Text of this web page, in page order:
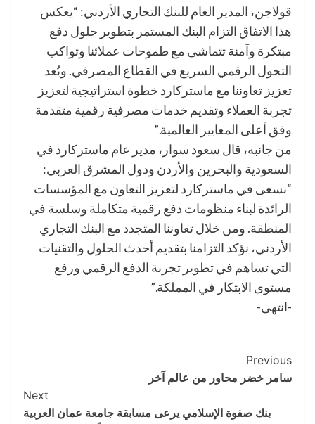
قولاجن، المدير العام للبنك التجاري الأردني: “يعكس
هذا الاتفاق التزام البنك المستمر بتطوير حلول دفع
مبتكرة وآمنة تتماشى مع طموحات عملائنا وتواكب
التحول الرقمي السريع في القطاع المصرفي. ويُعد
تعزيز تعاوننا مع ماستركارد خطوة استراتيجية لتعزيز
تجربة العملاء وتقديم خدمات مصرفية رقمية متقدمة
وفق أعلى المعايير العالمية.”
من جانبه، قال سعود سوار، مدير عام ماستركارد في
السعودية والبحرين والأردن ودول المشرق العربي:
“نسعى في ماستركارد لتعزيز التعاون مع المؤسسات
الرائدة لبناء منظومات دفع رقمية متكاملة وسلسة في
المنطقة. ومن خلال تعاوننا المتجدد مع البنك التجاري
الأردني، نؤكد التزامنا بتقديم أحدث الحلول والتقنيات
التي تساهم في تطوير تجربة الدفع الرقمي ورفع
مستوى الابتكار في المملكة.”
-انتهى-
Post
Navigation
Previous
سامر خضر محاور من عالم آخر
Next
بنك صفوة الإسلامي يرعى مسابقة جامعة عمان العربية